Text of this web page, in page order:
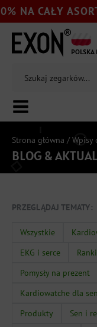
NA CAŁY
POLSKA
Strona główna / Wpisy
BLOG &
PRZEGLĄDAJ TEMATY:
Wszystkie
EKG i serce
Pomysły na prezent
Kardiowatche dla
Produkty
Sen i